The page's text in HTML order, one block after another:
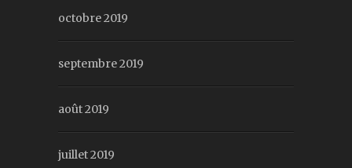
octobre 2019
septembre 2019
août 2019
juillet 2019